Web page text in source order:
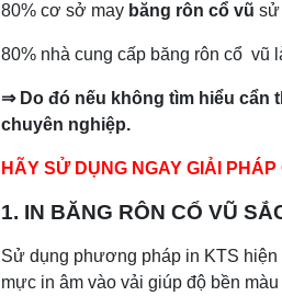
80% cơ sở may băng rôn cổ vũ sử
80% nhà cung cấp băng rôn cổ vũ
⇒Do đó nếu không tìm hiểu cẩn
chuyên nghiệp.
HÃY SỬ DỤNG NGAY GIẢI
1. IN BĂNG RÔN CỔ VŨ
Sử dụng phương pháp in KTS hiện
mực in âm vào vải giúp độ bền